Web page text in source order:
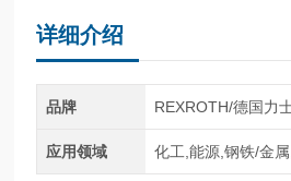
详细介绍
品牌 REXROTH/德国力
应用领域 化工,能源,钢铁/金